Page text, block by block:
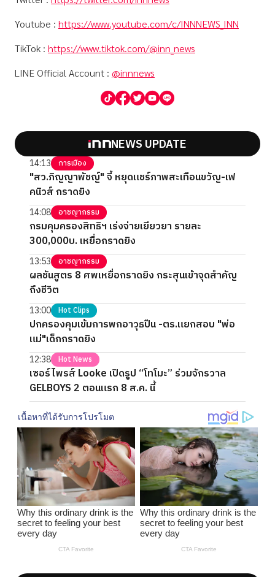
Youtube : https://www.youtube.com/c/INNNEWS_INN
TikTok : https://www.tiktok.com/@inn_news
LINE Official Account : @innnews
NEWS UPDATE
14:13 การเมือง
"สว.ภิญญาพัชญ์" จี้ หยุดแชร์ภาพสะเทือนขวัญ-เฟ
คนิวส์ กราดยิง
14:08 อาชญากรรม
กรมคุมครองสิทธิฯ เร่งจ่ายเยียวยา รายละ
300,000บ. เหยื่อกราดยิง
13:53 อาชญากรรม
ผลชันสูตร 8 ศพเหยื่อกราดยิง กระสุนเข้าจุดสำคัญ
ถึงชีวิต
13:00 Hot Clips
ปกครองคุมเข้มการพกอาวุธปืน -ตร.แยกสอบ "พ่อ
แม่"เด็กกราดยิง
12:38 Hot News
เซอร์ไพรส์ Looke เปิดรูป “โทโมะ” ร่วมจักรวาล
GELBOYS 2 ตอนแรก 8 ส.ค. นี้